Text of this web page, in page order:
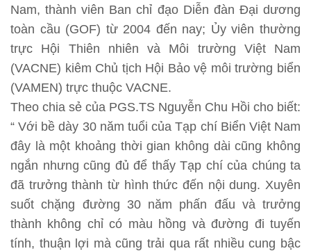
Nam, thành viên Ban chỉ đạo Diễn đàn Đại dương
toàn cầu (GOF) từ 2004 đến nay; Ủy viên thường
trực Hội Thiên nhiên và Môi trường Việt Nam
(VACNE) kiêm Chủ tịch Hội Bảo vệ môi trường biển
(VAMEN) trực thuộc VACNE.
Theo chia sẻ của PGS.TS Nguyễn Chu Hồi cho biết:
“ Với bề dày 30 năm tuổi của Tạp chí Biển Việt Nam
đây là một khoảng thời gian không dài cũng không
ngắn nhưng cũng đủ để thấy Tạp chí của chúng ta
đã trưởng thành từ hình thức đến nội dung. Xuyên
suốt chặng đường 30 năm phấn đấu và trưởng
thành không chỉ có màu hồng và đường đi tuyến
tính, thuận lợi mà cũng trải qua rất nhiều cung bậc